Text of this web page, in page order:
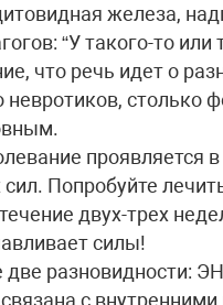
железа,
“У такого-то или
что речь идет о
столько
проявляется
Попробуйте
двух-трех
силы!
две разновидности:
с внутренними